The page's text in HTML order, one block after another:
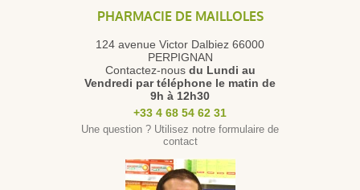
PHARMACIE DE MAILLOLES
124 avenue Victor Dalbiez 66000
PERPIGNAN
Contactez-nous du Lundi au
Vendredi par téléphone le matin de
9h à 12h30
+33 4 68 54 62 31
Une question ? Utilisez notre formulaire de
contact